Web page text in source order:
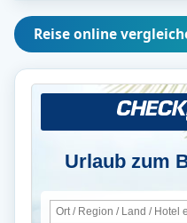
Reise online
Urlaub zum